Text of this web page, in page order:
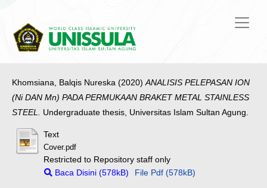
Khomsiana, Balqis Nureska (2020)ANALISIS PELEPASAN ION
(Ni DAN Mn) PADA PERMUKAAN BRAKET METAL STAINLESS
STEEL. Undergraduate thesis, Universitas Islam Sultan Agung.
Text
Cover.pdf
Restricted to Repository staff only
Baca Disini (578kB)
File Pdf (578kB)